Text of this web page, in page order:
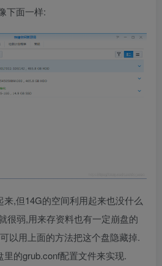
下面一样:
,但14G的空间利用起来也没什么
很弱,用来存资料也有一定崩盘的
以用上面的方法把这个盘隐藏掉.
的grub.conf配置文件来实现.